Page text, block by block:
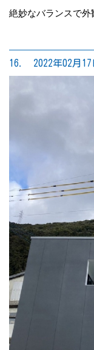
絶妙なバランスで外
16. 2022年02月17